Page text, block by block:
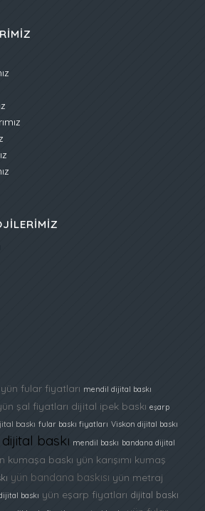
yün fular fiyatları mendil dijital baskı
şal fiyatları dijital ipek baskı eşarp
baskı fular baskı fiyatları Viskon dijital baskı
baskı mendil baskı bandana dijital
kumaşa baskı yün karışımı kumaş
yün bandana baskısı yün metraj
baskı yün eşarp fiyatları dijital baskı